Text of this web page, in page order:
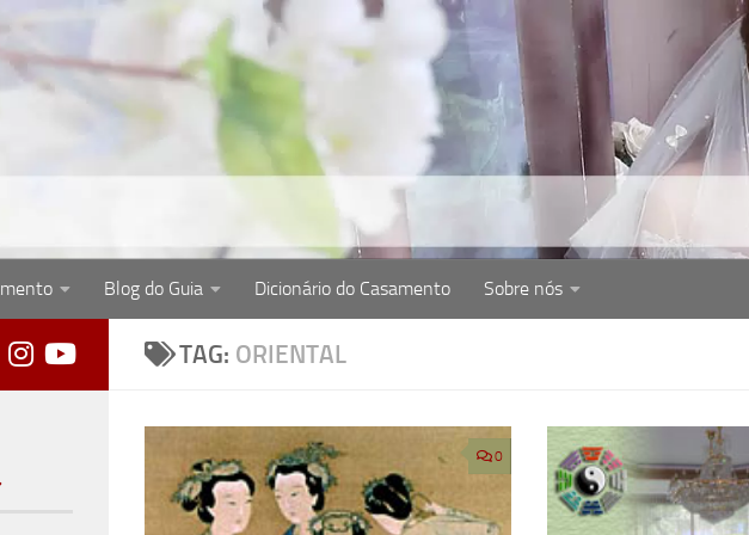
noivas, noivos e recém-casados. Dicas de como organizar casamento,
Blog do Guia Dicionário do Casamento Sobre nós
TAG: ORIENTAL
0